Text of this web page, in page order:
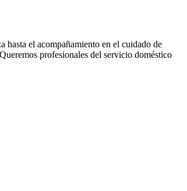
hasta el acompañamiento en el cuidado de
profesionales del servicio doméstico